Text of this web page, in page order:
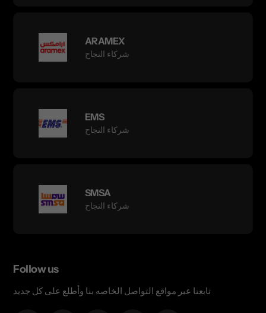
ARAMEX
شركاء النجاح
EMS
شركاء النجاح
SMSA
شركاء النجاح
Follow us
تابعنا عبر مواقع التواصل الخاصه بنا وأطلع على كل جديد